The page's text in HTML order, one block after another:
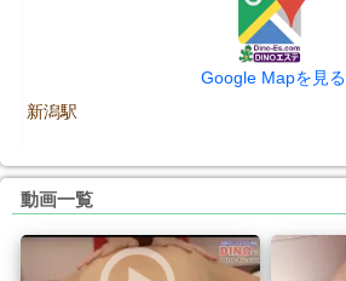
Google Mapを見る
新潟駅
動画一覧